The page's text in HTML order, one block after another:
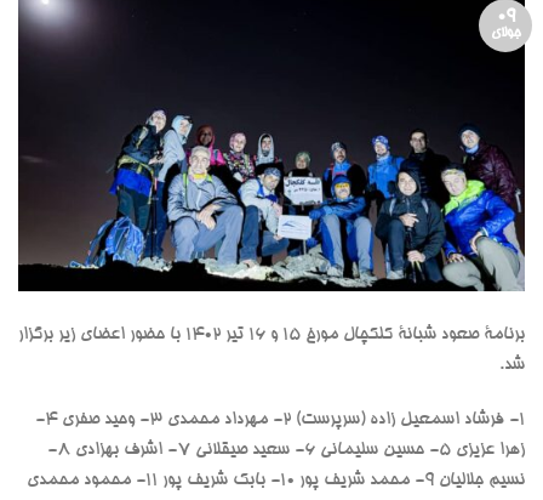
09
جولای
برنامۀ صعود شبانۀ کلکچال مورخ ۱۵ و ۱۶ تیر ۱۴۰۲ با حضور اعضای زیر برگزار
شد.
۱- فرشاد اسمعیل زاده (سرپرست) ۲- مهرداد محمدی ٣- وحید صفری ۴-
زهرا عزیزی ۵- حسین سلیمانی ۶- سعید صیقلانی ۷- اشرف بهزادی ۸-
نسيم جلاليان ۹- محمد شریف پور ۱۰- بابک شریف پور ۱۱- محمود محمدی